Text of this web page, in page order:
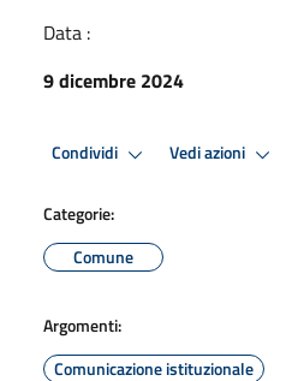
Data :
9 dicembre 2024
Condividi Vedi azioni
Categorie:
Comune
Argomenti:
Comunicazione istituzionale